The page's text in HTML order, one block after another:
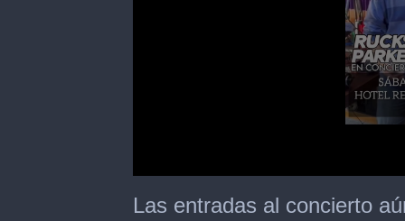
seconds
of
Las entradas al concierto